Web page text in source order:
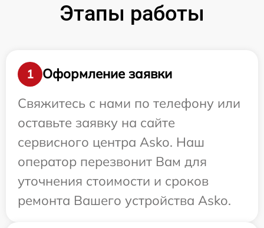
Этапы работы
1
Оформление заявки
Свяжитесь с нами по телефону или
оставьте заявку на сайте
сервисного центра Asko. Наш
оператор перезвонит Вам для
уточнения стоимости и сроков
ремонта Вашего устройства Asko.